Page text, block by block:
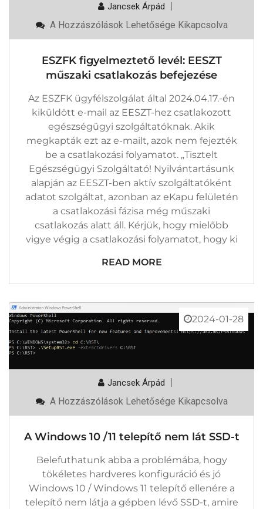
Jancsek Árpád
ESZFK
Levél:
Műszaki
Csatlakozás
Befejezése
A Hozzászólások Lehetősége Kikapcsolva
ESZFK figyelmeztető levél: EESZT
műszaki csatlakozás befejezése
Az ESZFK ügyfélszolgálat által 2024.04.17.-én
kiküldött e-mail az EESZT-hez csatlakozott
egészségügyi szolgáltatóknak. Akik
megkapták ezt az e-mailt, azok nem fejezték
be a csatlakozási folyamatot. „Tisztelt
Egészségügyi Szolgáltató! Nyilvántartásunk
alapján az EESZT-ben aktív szolgáltatóként
adatot szolgáltat, azonban az eKapu felületén
a csatlakozási fázisa még műszaki
csatlakozás alatt áll. Kérjük, hogy mielőbb
vigye végig a csatlakozási folyamatot, hogy ki
READ MORE
2024-01-28
Jancsek Árpád
A
10
Telepítő
Lát
SSD-
T
Bejegyzéshez
A Hozzászólások Lehetősége Kikapcsolva
A Windows 10 /11 telepítő nem lát SSD-t
Belefuthatunk abba a problémába, hogy
tökéletes hardveres konfiguráció és jó
Windows 10 / Windows 11 telepítő ellenére a
telepítő nem látja a gépben lévő SSD-t, amire